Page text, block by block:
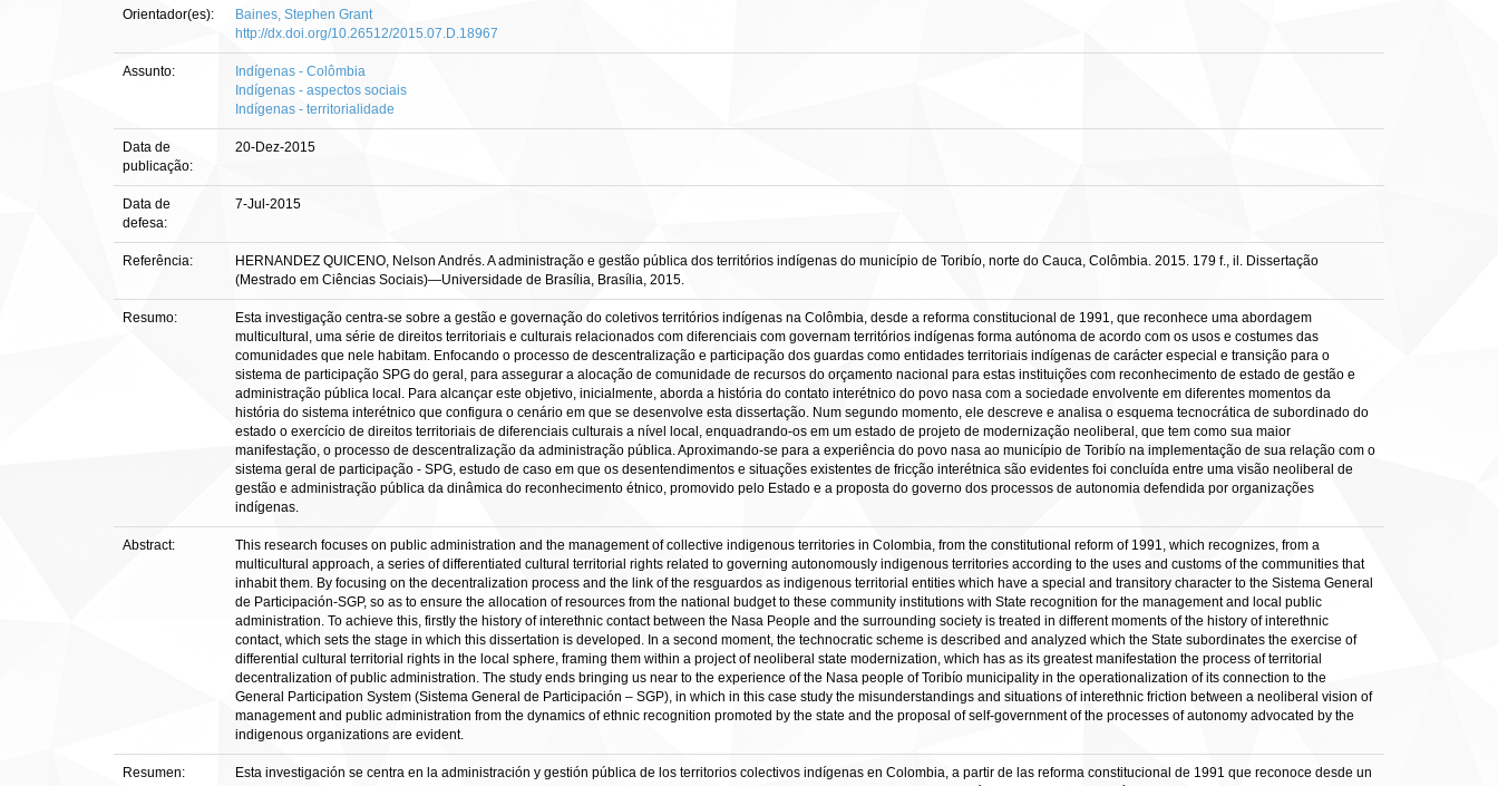
Orientador(es):
Baines, Stephen Grant
http://dx.doi.org/10.26512/2015.07.D.18967
Assunto:
Indígenas - Colômbia
Indígenas - aspectos sociais
Indígenas - territorialidade
Data de
publicação:
20-Dez-2015
Data de
defesa:
7-Jul-2015
Referência:
HERNANDEZ QUICENO, Nelson Andrés. A administração e gestão pública dos territórios indígenas do município de Toribío, norte do Cauca, Colômbia. 2015. 179 f., il. Dissertação
(Mestrado em Ciências Sociais)—Universidade de Brasília, Brasília, 2015.
Resumo:
Esta investigação centra-se sobre a gestão e governação do coletivos territórios indígenas na Colômbia, desde a reforma constitucional de 1991, que reconhece uma abordagem
multicultural, uma série de direitos territoriais e culturais relacionados com diferenciais com governam territórios indígenas forma autónoma de acordo com os usos e costumes das
comunidades que nele habitam. Enfocando o processo de descentralização e participação dos guardas como entidades territoriais indígenas de carácter especial e transição para o
sistema de participação SPG do geral, para assegurar a alocação de comunidade de recursos do orçamento nacional para estas instituições com reconhecimento de estado de gestão e
administração pública local. Para alcançar este objetivo, inicialmente, aborda a história do contato interétnico do povo nasa com a sociedade envolvente em diferentes momentos da
história do sistema interétnico que configura o cenário em que se desenvolve esta dissertação. Num segundo momento, ele descreve e analisa o esquema tecnocrática de subordinado do
estado o exercício de direitos territoriais de diferenciais culturais a nível local, enquadrando-os em um estado de projeto de modernização neoliberal, que tem como sua maior
manifestação, o processo de descentralização da administração pública. Aproximando-se para a experiência do povo nasa ao município de Toribío na implementação de sua relação com o
sistema geral de participação - SPG, estudo de caso em que os desentendimentos e situações existentes de fricção interétnica são evidentes foi concluída entre uma visão neoliberal de
gestão e administração pública da dinâmica do reconhecimento étnico, promovido pelo Estado e a proposta do governo dos processos de autonomia defendida por organizações
indígenas.
Abstract:
This research focuses on public administration and the management of collective indigenous territories in Colombia, from the constitutional reform of 1991, which recognizes, from a
multicultural approach, a series of differentiated cultural territorial rights related to governing autonomously indigenous territories according to the uses and customs of the communities that
inhabit them. By focusing on the decentralization process and the link of the resguardos as indigenous territorial entities which have a special and transitory character to the Sistema General
de Participación-SGP, so as to ensure the allocation of resources from the national budget to these community institutions with State recognition for the management and local public
administration. To achieve this, firstly the history of interethnic contact between the Nasa People and the surrounding society is treated in different moments of the history of interethnic
contact, which sets the stage in which this dissertation is developed. In a second moment, the technocratic scheme is described and analyzed which the State subordinates the exercise of
differential cultural territorial rights in the local sphere, framing them within a project of neoliberal state modernization, which has as its greatest manifestation the process of territorial
decentralization of public administration. The study ends bringing us near to the experience of the Nasa people of Toribío municipality in the operationalization of its connection to the
General Participation System (Sistema General de Participación – SGP), in which in this case study the misunderstandings and situations of interethnic friction between a neoliberal vision of
management and public administration from the dynamics of ethnic recognition promoted by the state and the proposal of self-government of the processes of autonomy advocated by the
indigenous organizations are evident.
Resumen:
Esta investigación se centra en la administración y gestión pública de los territorios colectivos indígenas en Colombia, a partir de las reforma constitucional de 1991 que reconoce desde un